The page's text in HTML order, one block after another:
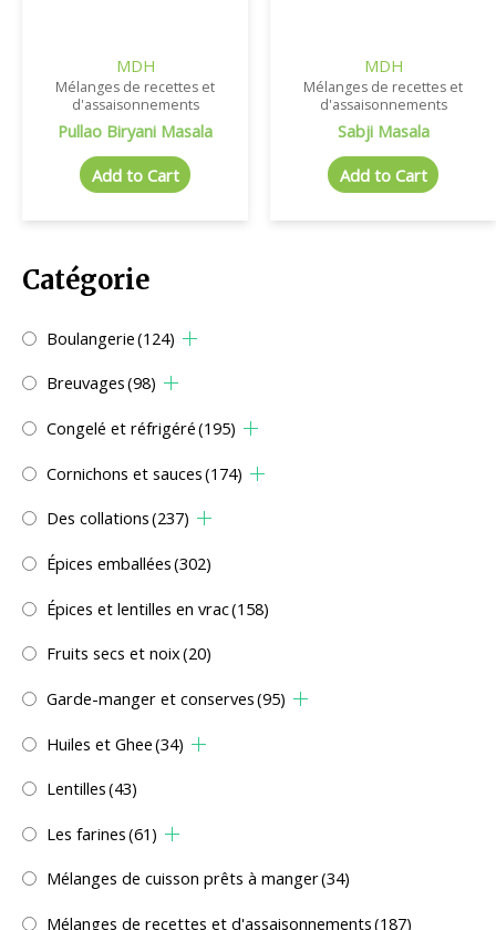
Catégorie
Boulangerie(124)
Breuvages(98)
Congelé et réfrigéré(195)
Cornichons et sauces(174)
Des collations(237)
Épices emballées(302)
Épices et lentilles en vrac(158)
Fruits secs et noix(20)
Garde-manger et conserves(95)
Huiles et Ghee(34)
Lentilles(43)
Les farines(61)
Mélanges de cuisson prêts à manger(34)
Mélanges de recettes et d'assaisonnements(187)
MDH
Mélanges de recettes et
d'assaisonnements
Pullao Biryani Masala
Add to Cart
MDH
Mélanges de recettes et
d'assaisonnements
Sabji Masala
Add to Cart